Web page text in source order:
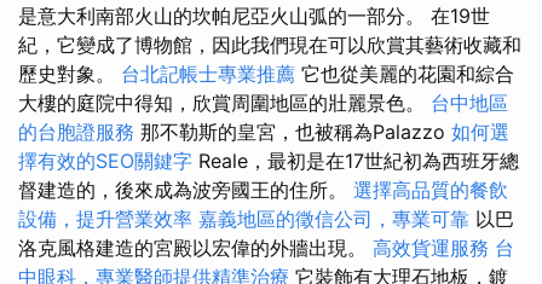
是意大利南部火山的坎帕尼亞火山弧的一部分。 在19世
紀，它變成了博物館，因此我們現在可以欣賞其藝術收藏和
歷史對象。 台北記帳士專業推薦 它也從美麗的花園和綜合
大樓的庭院中得知，欣賞周圍地區的壯麗景色。 台中地區
的台胞證服務 那不勒斯的皇宮，也被稱為Palazzo 如何選
擇有效的SEO關鍵字 Reale，最初是在17世紀初為西班牙總
督建造的，後來成為波旁國王的住所。 選擇高品質的餐飲
設備，提升營業效率 嘉義地區的徵信公司，專業可靠 以巴
洛克風格建造的宮殿以宏偉的外牆出現。 高效貨運服務 台
中眼科，專業醫師提供精準治療 它裝飾有大理石地板，鍍